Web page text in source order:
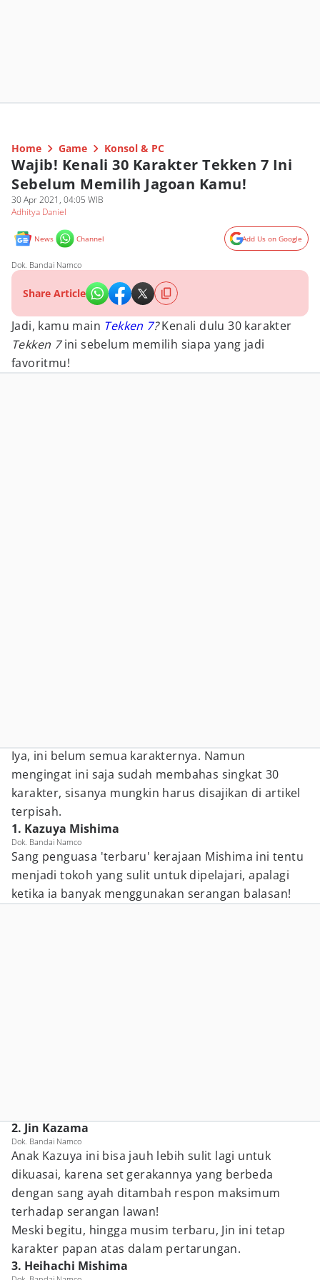
Home Game Konsol & PC
Wajib! Kenali 30 Karakter Tekken 7 Ini
Sebelum Memilih Jagoan Kamu!
30 Apr 2021, 04:05 WIB
Adhitya Daniel
News Channel Add Us on Google
Dok. Bandai Namco
Share Article
Jadi, kamu main Tekken 7?Kenali dulu 30 karakter
Tekken 7ini sebelum memilih siapa yang jadi
favoritmu!
Iya, ini belum semua karakternya. Namun
mengingat ini saja sudah membahas singkat 30
karakter, sisanya mungkin harus disajikan di artikel
terpisah.
1. Kazuya Mishima
Dok. Bandai Namco
Sang penguasa 'terbaru' kerajaan Mishima ini tentu
menjadi tokoh yang sulit untuk dipelajari, apalagi
ketika ia banyak menggunakan serangan balasan!
2. Jin Kazama
Dok. Bandai Namco
Anak Kazuya ini bisa jauh lebih sulit lagi untuk
dikuasai, karena set gerakannya yang berbeda
dengan sang ayah ditambah respon maksimum
terhadap serangan lawan!
Meski begitu, hingga musim terbaru, Jin ini tetap
karakter papan atas dalam pertarungan.
3. Heihachi Mishima